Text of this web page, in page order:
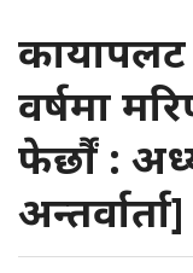
वर्षमा
फेर्छौं :
अन्तर्वार्ता]